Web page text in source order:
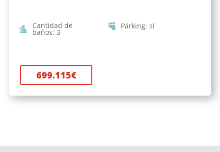
Cantidad de
baños: 3
Párking: si
699.115€